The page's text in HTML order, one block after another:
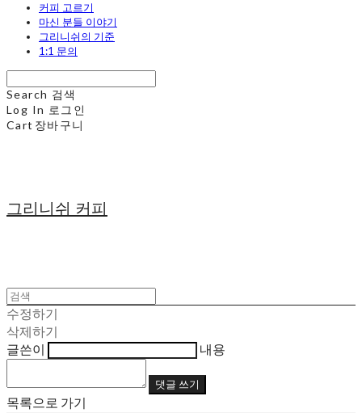
커피 고르기
마신 분들 이야기
그리니쉬의 기준
1:1 문의
Search 검색
Log In 로그인
Cart 장바구니
그리니쉬 커피
수정하기
삭제하기
글쓴이
내용
댓글 쓰기
목록으로 가기